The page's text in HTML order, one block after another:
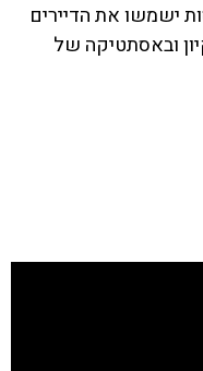
ישמשו את הדיירים
ובאסתטיקה של